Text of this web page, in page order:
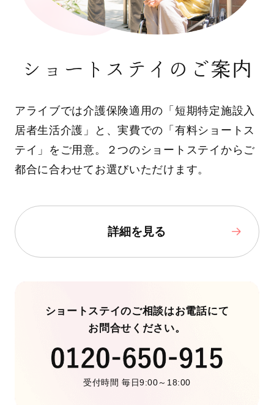
ショートステイのご案内
アライブでは介護保険適用の「短期特定施設入
居者生活介護」と、実費での「有料ショートス
テイ」をご用意。２つのショートステイからご
都合に合わせてお選びいただけます。
詳細を見る
ショートステイのご相談はお電話にて
お問合せください。
受付時間 毎日9:00～18:00